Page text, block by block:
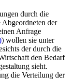
durch die
der
Anfrage
) wollen sie unter
der durch die
den Bedarf
sieht.
die Verteilung der